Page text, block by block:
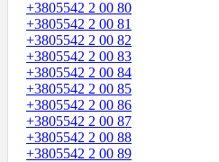
+3805542 2 00 80
+3805542 2 00 81
+3805542 2 00 82
+3805542 2 00 83
+3805542 2 00 84
+3805542 2 00 85
+3805542 2 00 86
+3805542 2 00 87
+3805542 2 00 88
+3805542 2 00 89